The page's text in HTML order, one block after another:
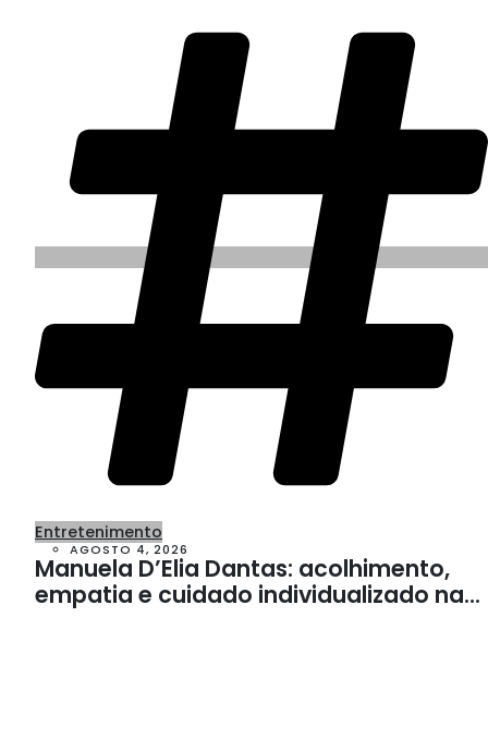
Entretenimento
AGOSTO 4, 2026
Manuela D’Elia Dantas: acolhimento,
empatia e cuidado individualizado na